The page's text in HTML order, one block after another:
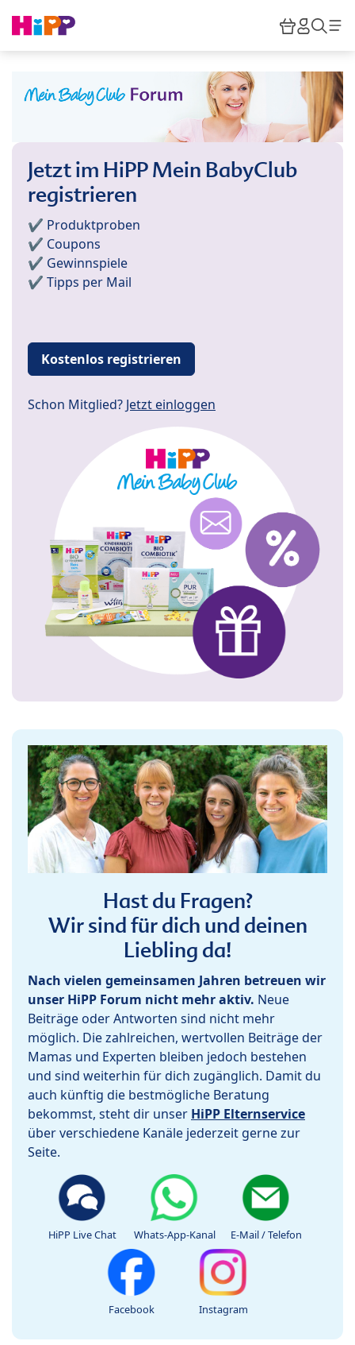
HiPP
Jetzt im HiPP Mein BabyClub
registrieren
✔️ Produktproben
✔️ Coupons
✔️ Gewinnspiele
✔️ Tipps per Mail
Kostenlos registrieren
Schon Mitglied? Jetzt einloggen
Hast du Fragen?
Wir sind für dich und deinen
Liebling da!
Nach vielen gemeinsamen Jahren betreuen wir
unser HiPP Forum nicht mehr aktiv. Neue
Beiträge oder Antworten sind nicht mehr
möglich. Die zahlreichen, wertvollen Beiträge der
Mamas und Experten bleiben jedoch bestehen
und sind weiterhin für dich zugänglich. Damit du
auch künftig die bestmögliche Beratung
bekommst, steht dir unser HiPP Elternservice
über verschiedene Kanäle jederzeit gerne zur
Seite.
HiPP Live Chat Whats-App-Kanal E-Mail / Telefon
Facebook Instagram